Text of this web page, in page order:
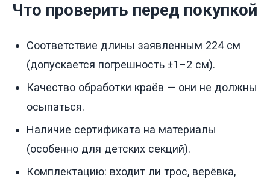
Что проверить перед покупкой
Соответствие длины заявленным 224 см
(допускается погрешность ±1–2 см).
Качество обработки краёв — они не должны
осыпаться.
Наличие сертификата на материалы
(особенно для детских секций).
Комплектацию: входит ли трос, верёвка,